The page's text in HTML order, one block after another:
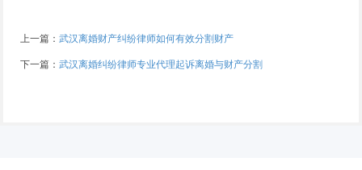
上一篇： 武汉离婚财产纠纷律师如何有效分割财产
下一篇： 武汉离婚纠纷律师专业代理起诉离婚与财产分割